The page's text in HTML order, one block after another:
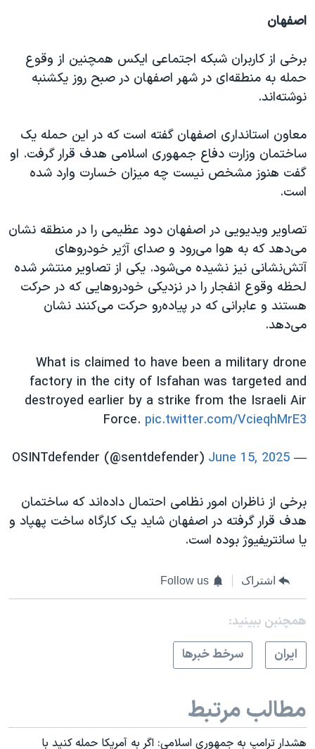
اصفهان
برخی از کاربران شبکه اجتماعی ایکس همچنین از وقوع
حمله به منطقه‌ای در شهر اصفهان در صبح روز یکشنبه
نوشته‌اند.
معاون استانداری اصفهان گفته است که در این حمله یک
ساختمان وزارت دفاع جمهوری اسلامی هدف قرار گرفت. او
گفت هنوز مشخص نیست چه میزان خسارت وارد شده
است.
تصاویر ویدیویی در اصفهان دود عظیمی را در منطقه نشان
می‌دهد که به هوا می‌رود و صدای آژیر خودروهای
آتش‌نشانی نیز نشیده می‌شود. یکی از تصاویر منتشر شده
لحظه وقوع انفجار را در نزدیکی خودروهایی که در حرکت
هستند و عابرانی که در پیاده‌رو حرکت می‌کنند نشان
می‌دهد.
What is claimed to have been a military drone
factory in the city of Isfahan was targeted and
destroyed earlier by a strike from the Israeli Air
Force. pic.twitter.com/VcieqhMrE3
— OSINTdefender (@sentdefender)
June 15, 2025
برخی از ناظران امور نظامی احتمال داده‌اند که ساختمان
هدف قرار گرفته در اصفهان شاید یک کارگاه ساخت پهپاد و
یا سانتریفیوژ بوده است.
اشتراک Follow us
همچنبن ببینید:
ايران
سرخط خبرها
مطالب مرتبط
هشدار ترامپ به جمهوری اسلامی: اگر به آمریکا حمله کنید با